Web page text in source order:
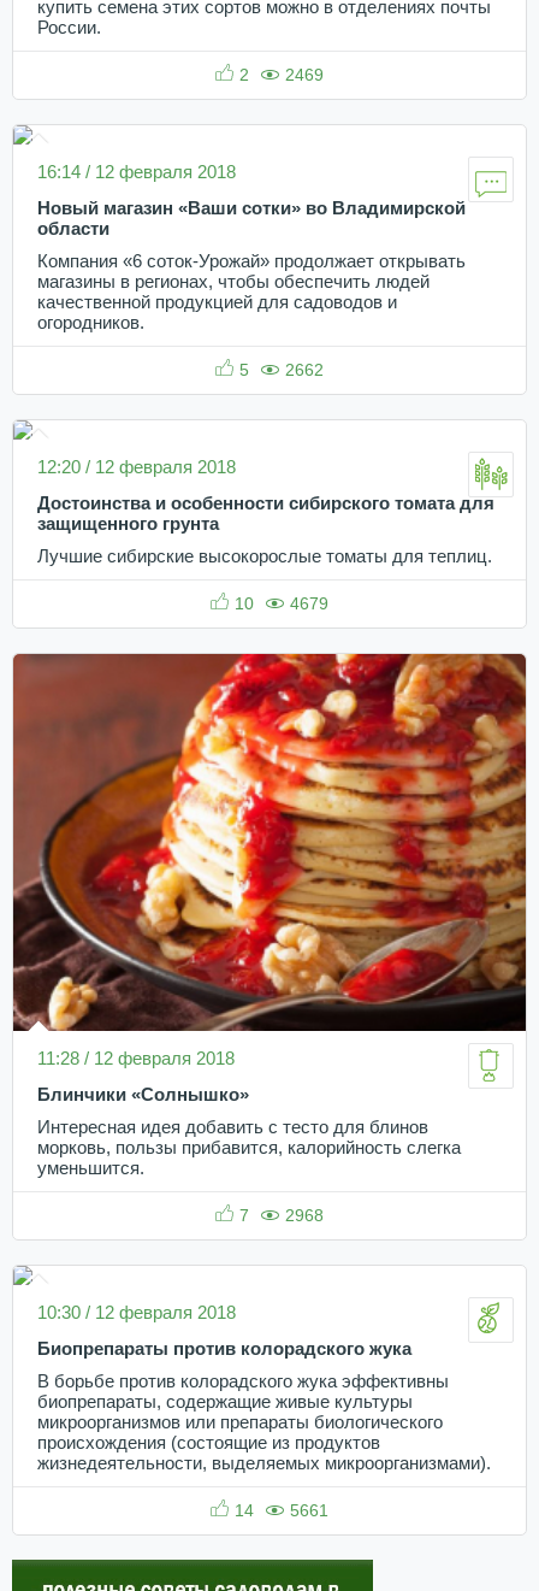
купить семена этих сортов можно в отделениях почты
России.
2 2469
16:14 / 12 февраля 2018
Новый магазин «Ваши сотки» во Владимирской
области
Компания «6 соток-Урожай» продолжает открывать
магазины в регионах, чтобы обеспечить людей
качественной продукцией для садоводов и
огородников.
5 2662
12:20 / 12 февраля 2018
Достоинства и особенности сибирского томата для
защищенного грунта
Лучшие сибирские высокорослые томаты для теплиц.
10 4679
11:28 / 12 февраля 2018
Блинчики «Солнышко»
Интересная идея добавить с тесто для блинов
морковь, пользы прибавится, калорийность слегка
уменьшится.
7 2968
10:30 / 12 февраля 2018
Биопрепараты против колорадского жука
В борьбе против колорадского жука эффективны
биопрепараты, содержащие живые культуры
микроорганизмов или препараты биологического
происхождения (состоящие из продуктов
жизнедеятельности, выделяемых микроорганизмами).
14 5661